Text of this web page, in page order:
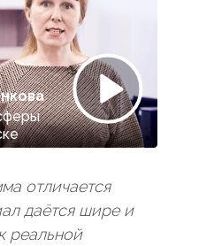
отличается
даётся шире и
реальной